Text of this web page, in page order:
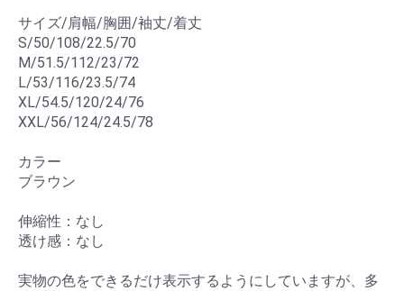
サイズ/肩幅/胸囲/袖丈/着丈
S/50/108/22.5/70
M/51.5/112/23/72
L/53/116/23.5/74
XL/54.5/120/24/76
XXL/56/124/24.5/78
カラー
ブラウン
伸縮性：なし
透け感：なし
実物の色をできるだけ表示するようにしていますが、多